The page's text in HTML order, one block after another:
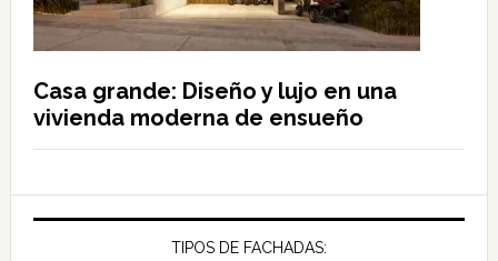
Casa grande: Diseño y lujo en una
vivienda moderna de ensueño
TIPOS DE FACHADAS: